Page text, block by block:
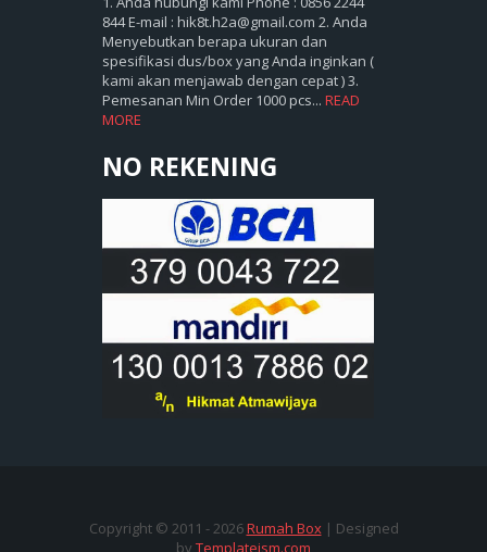
844 E-mail : hik8t.h2a@gmail.com 2. Anda
Menyebutkan berapa ukuran dan
spesifikasi dus/box yang Anda inginkan (
kami akan menjawab dengan cepat ) 3.
Pemesanan Min Order 1000 pcs... READ
MORE
NO REKENING
Copyright © 2011 -2026Rumah Box| Designed
by Templateism.com